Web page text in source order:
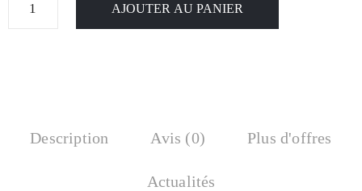
AJOUTER AU PANIER
Description Avis (0) Plus d'offres
Actualités